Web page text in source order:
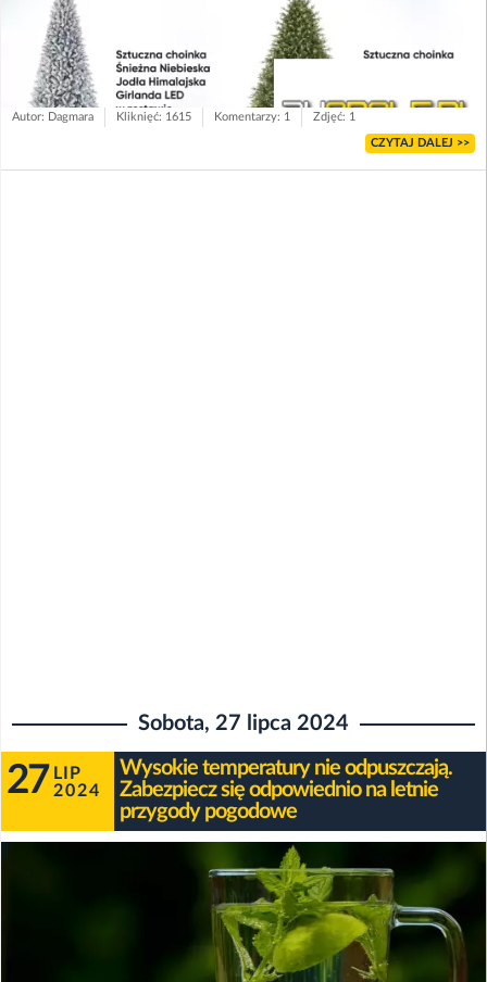
Autor: Dagmara Kliknięć: 1615 Komentarzy: 1 Zdjęć: 1
CZYTAJ DALEJ >>
Sobota, 27 lipca 2024
27 LIP
2024
Wysokie temperatury nie odpuszczają.
Zabezpiecz się odpowiednio na letnie
przygody pogodowe